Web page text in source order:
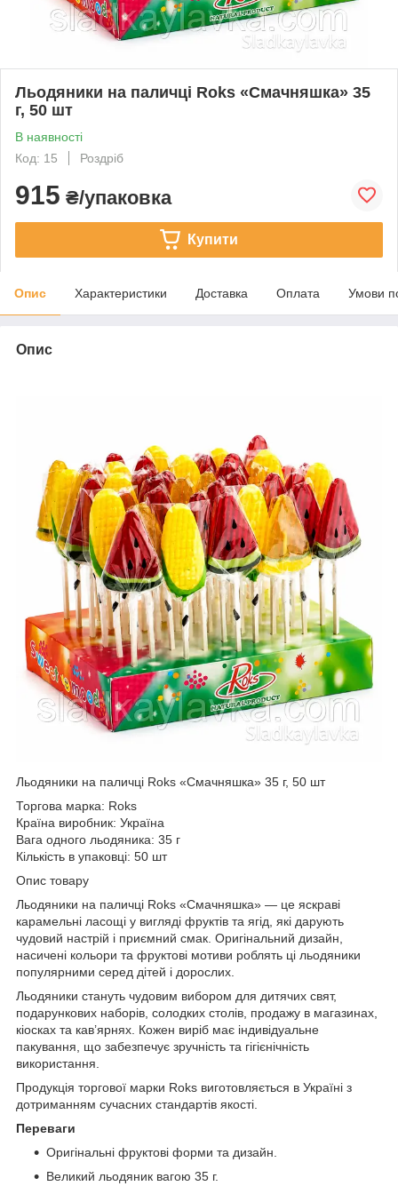
Льодяники на паличці Roks «Смачняшка» 35
г, 50 шт
В наявності
Код: 15
Роздріб
915 ₴/упаковка
Купити
Опис Характеристики Доставка Оплата Умови
Опис
Льодяники на паличці Roks «Смачняшка» 35 г, 50 шт
Торгова марка: Roks
Країна виробник: Україна
Вага одного льодяника: 35 г
Кількість в упаковці: 50 шт
Опис товару
Льодяники на паличці Roks «Смачняшка» — це яскраві
карамельні ласощі у вигляді фруктів та ягід, які дарують
чудовий настрій і приємний смак. Оригінальний дизайн,
насичені кольори та фруктові мотиви роблять ці льодяники
популярними серед дітей і дорослих.
Льодяники стануть чудовим вибором для дитячих свят,
подарункових наборів, солодких столів, продажу в магазинах,
кіосках та кав’ярнях. Кожен виріб має індивідуальне
пакування, що забезпечує зручність та гігієнічність
використання.
Продукція торгової марки Roks виготовляється в Україні з
дотриманням сучасних стандартів якості.
Переваги
Оригінальні фруктові форми та дизайн.
Великий льодяник вагою 35 г.